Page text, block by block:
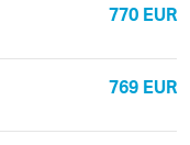
770 EUR
769 EUR